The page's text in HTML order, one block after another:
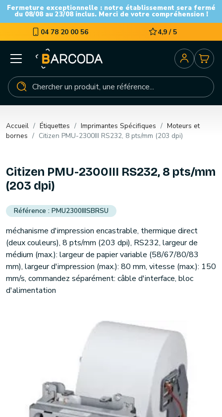
Fermeture exceptionnelle : notre établissement sera fermé
du 08/08 au 23/08 inclus. Merci de votre compréhension !
04 78 20 00 56 4,9 / 5
Accueil Étiquettes Imprimantes Spécifiques
Moteurs et
bornes
Citizen PMU-2300III RS232, 8 pts/mm (203 dpi)
Citizen PMU-2300III RS232, 8 pts/mm
(203 dpi)
PMU2300IIISBRSU
méchanisme d'impression encastrable, thermique direct
(deux couleurs), 8 pts/mm (203 dpi), RS232, largeur de
médium (max.): largeur de papier variable (58/67/80/83
mm), largeur d'impression (max.): 80 mm, vitesse (max.): 150
mm/s, commandez séparément: câble d'interface, bloc
d'alimentation